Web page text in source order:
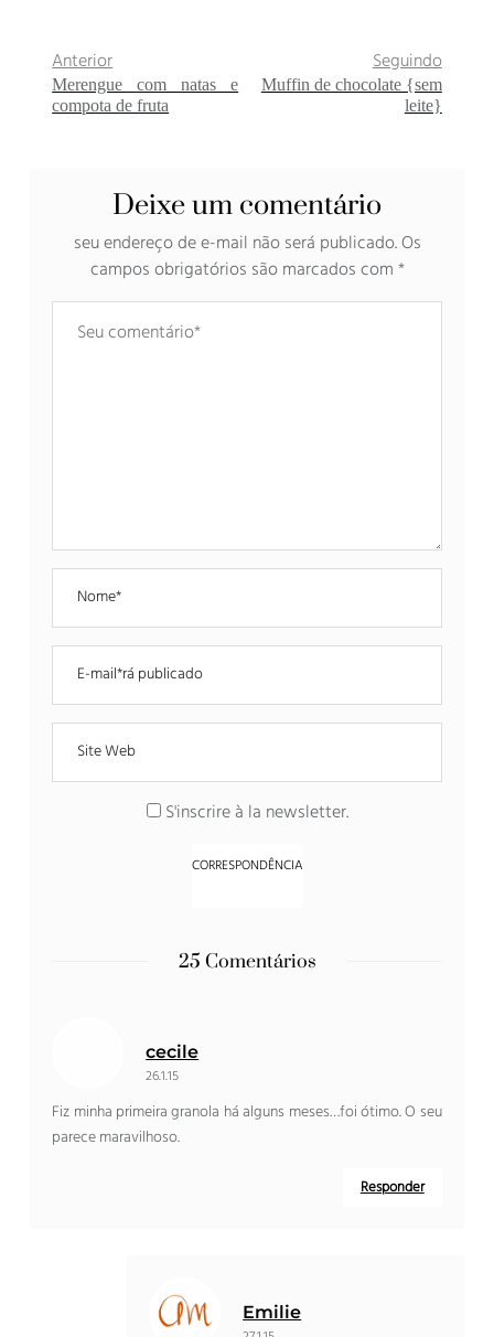
Anterior
Merengue com natas e
compota de fruta
Seguindo
Muffin de chocolate {sem
leite}
Deixe um comentário
seu endereço de e-mail não será publicado.Os
campos obrigatórios são marcados com*
S'inscrire à la newsletter.
25 Comentários
cecile
26.1.15
Fiz minha primeira granola há alguns meses…foi ótimo. O seu
parece maravilhoso.
Responder
Emilie